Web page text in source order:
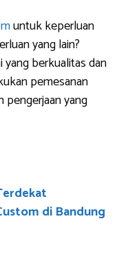
untuk keperluan
yang lain?
berkualitas dan
pemesanan
pengerjaan yang
di Bandung